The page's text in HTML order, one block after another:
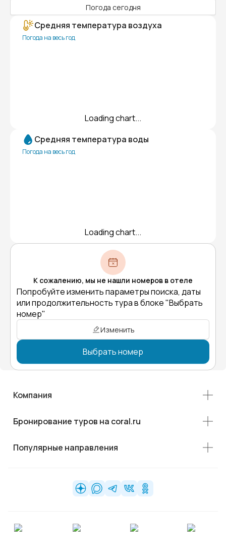
Погода сегодня
Средняя температура воздуха
Погода на весь год
Loading chart...
Средняя температура воды
Погода на весь год
Loading chart...
К сожалению, мы не нашли номеров в отеле
Попробуйте изменить параметры поиска, даты
или продолжительность тура в блоке "Выбрать
номер"
Изменить
Выбрать номер
Компания
Бронирование туров на coral.ru
Популярные направления